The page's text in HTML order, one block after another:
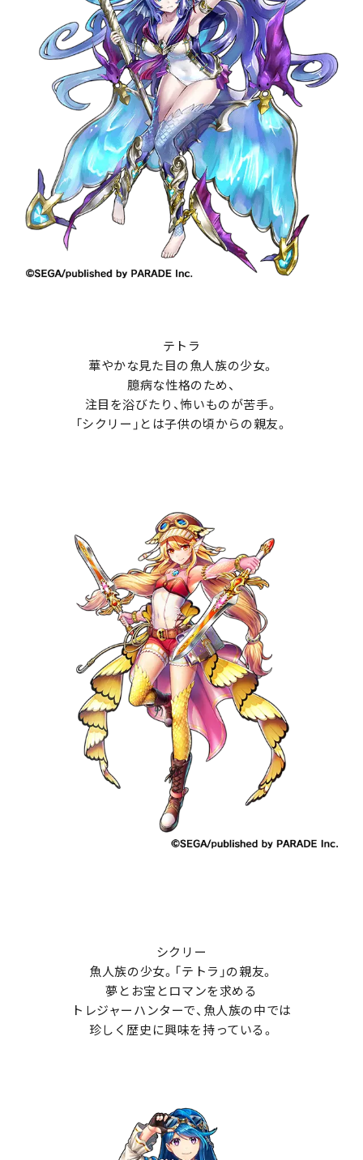
テトラ
華やかな見た目の魚人族の少女。
臆病な性格のため、
注目を浴びたり、怖いものが苦手。
「シクリー」とは子供の頃からの親友。
シクリー
魚人族の少女。「テトラ」の親友。
夢とお宝とロマンを求める
トレジャーハンターで、魚人族の中では
珍しく歴史に興味を持っている。